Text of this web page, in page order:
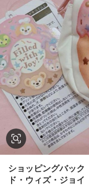
ショッピングバッ
ド・ウィズ・ジョイ